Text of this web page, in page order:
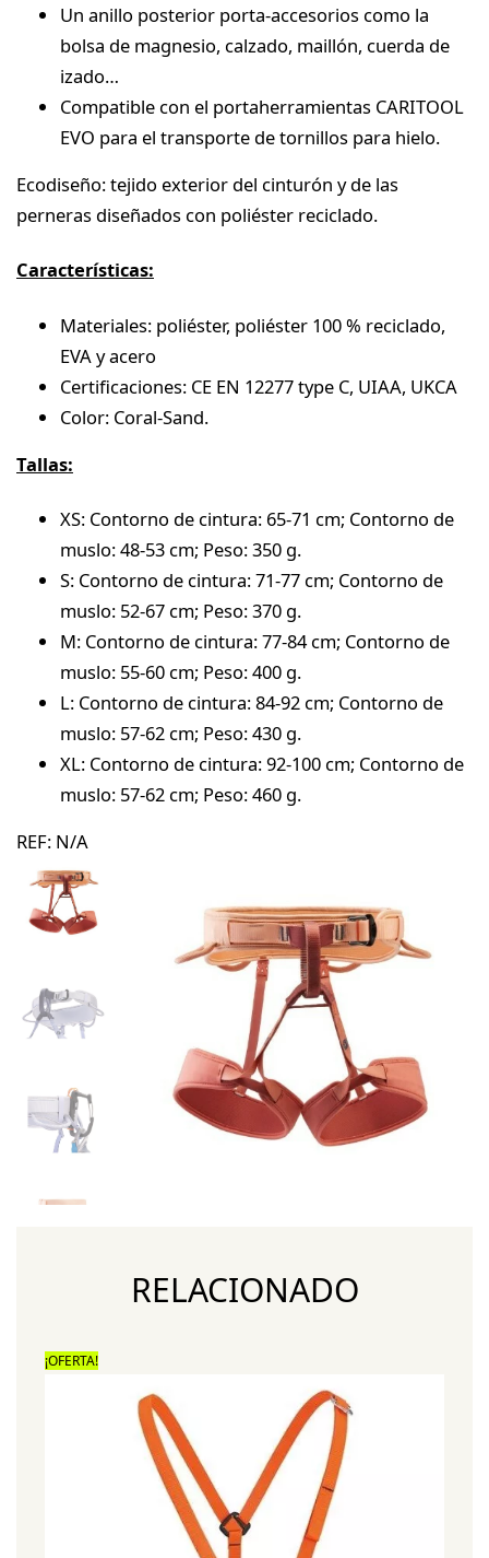
Un anillo posterior porta-accesorios como la
bolsa de magnesio, calzado, maillón, cuerda de
izado…
Compatible con el portaherramientas CARITOOL
EVO para el transporte de tornillos para hielo.
Ecodiseño: tejido exterior del cinturón y de las
perneras diseñados con poliéster reciclado.
Características:
Materiales: poliéster, poliéster 100 % reciclado,
EVA y acero
Certificaciones: CE EN 12277 type C, UIAA, UKCA
Color: Coral-Sand.
Tallas:
XS: Contorno de cintura: 65-71 cm; Contorno de
muslo: 48-53 cm; Peso: 350 g.
S: Contorno de cintura: 71-77 cm; Contorno de
muslo: 52-67 cm; Peso: 370 g.
M: Contorno de cintura: 77-84 cm; Contorno de
muslo: 55-60 cm; Peso: 400 g.
L: Contorno de cintura: 84-92 cm; Contorno de
muslo: 57-62 cm; Peso: 430 g.
XL: Contorno de cintura: 92-100 cm; Contorno de
muslo: 57-62 cm; Peso: 460 g.
REF: N/A
RELACIONADO
¡OFERTA!